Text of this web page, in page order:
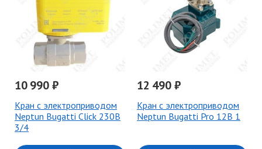
10 990 ₽
Кран с электроприводом
Neptun Bugatti Click 230В
3/4
12 490 ₽
Кран с электроприводом
Neptun Bugatti Pro 12В 1